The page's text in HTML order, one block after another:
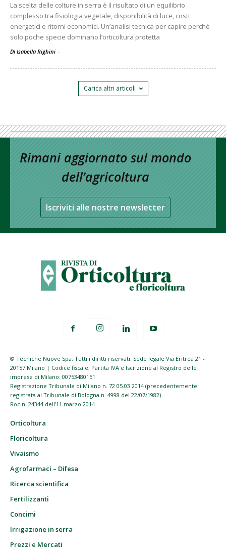
La scelta delle colture in serra è il risultato di un equilibrio
complesso tra fisiologia vegetale, disponibilità di luce, costi
energetici e ritorni economici. Un’analisi tecnica per capire perché
solo poche specie dominano l’orticoltura protetta
Di Isabella Righini -
Carica altri articoli
Rimani aggiornato sul mondo
dell’agricoltura
Iscriviti alle nostre newsletter
© Tecniche Nuove Spa. Tutti i diritti riservati. Sede legale Via Eritrea 21 -
20157 Milano | Codice fiscale, Partita IVA e Iscrizione al Registro delle
imprese di Milano: 00753480151
Registrazione Tribunale di Milano n. 72 05.03.2014 (precedentemente
registrata al Tribunale di Bologna n. 4998 del 22/07/1982)
Roc n. 24344 dell’11 marzo 2014
Orticoltura
Floricoltura
Vivaismo
Agrofarmaci – Difesa
Ricerca scientifica
Fertilizzanti
Concimi
Irrigazione in serra
Prezzi e Mercati